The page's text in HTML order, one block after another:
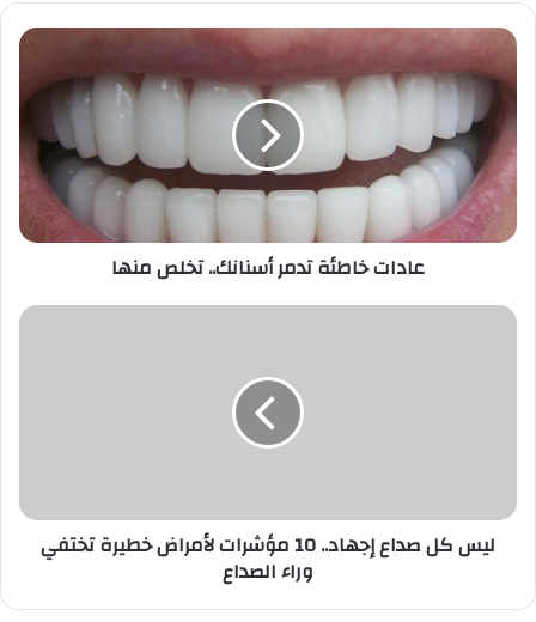
عادات
خاطئة
تدمر
أسنانك..
تخلص
منها
عادات خاطئة تدمر أسنانك.. تخلص منها
ليس
تختفي
الصداع
ليس كل صداع إجهاد.. 10 مؤشرات لأمراض خطيرة تختفي
وراء الصداع